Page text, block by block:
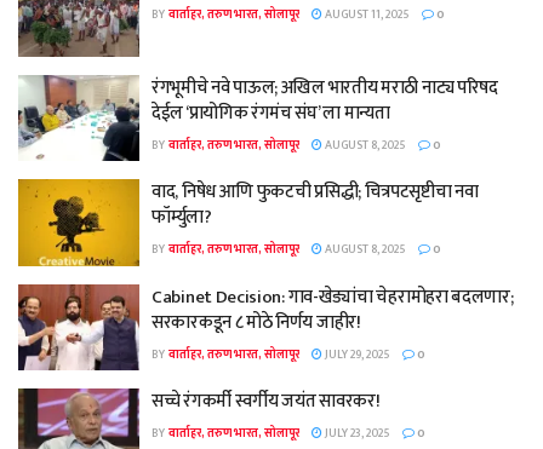
BYवार्ताहर, तरुण भारत, सोलापूर AUGUST 11, 2025 0
रंगभूमीचे नवे पाऊल; अखिल भारतीय मराठी नाट्य परिषद
देईल ‘प्रायोगिक रंगमंच संघ’ ला मान्यता
BYवार्ताहर, तरुण भारत, सोलापूर AUGUST 8, 2025 0
वाद, निषेध आणि फुकटची प्रसिद्धी; चित्रपटसृष्टीचा नवा
फॉर्म्युला?
BYवार्ताहर, तरुण भारत, सोलापूर AUGUST 8, 2025 0
Cabinet Decision: गाव-खेड्यांचा चेहरामोहरा बदलणार;
सरकारकडून ८ मोठे निर्णय जाहीर!
BYवार्ताहर, तरुण भारत, सोलापूर JULY 29, 2025 0
सच्चे रंगकर्मी स्वर्गीय जयंत सावरकर!
BYवार्ताहर, तरुण भारत, सोलापूर JULY 23, 2025 0